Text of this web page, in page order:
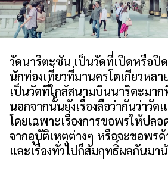
วัดนาริตะซัน เป็นวัดที่เปิดหรือปิ
นักท่องเที่ยวที่มานครโตเกียวหล
เป็นวัดที่ใกล้สนามบินนาริตะมาก
นอกจากนั้นยังเรื่องลือว่ากันว่าวั
โดยเฉพาะเรื่องการขอพรให้ปล
จากอุบัติเหตุต่างๆ หรือจะขอพรด้
และเรื่องทั่วไปก็สัมฤทธิ์ผลกันมา